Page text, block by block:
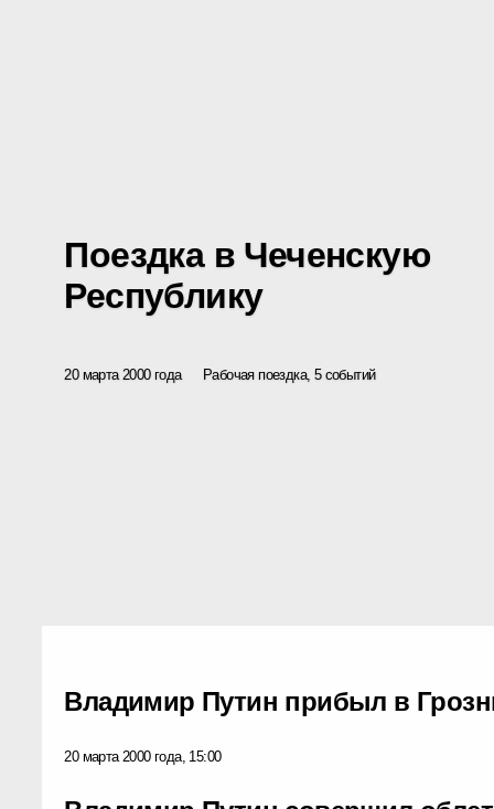
Поездка в Чеченскую
Республику
20 марта 2000 года Рабочая поездка, 5 событий
Владимир Путин прибыл в
20 марта 2000 года, 15:00